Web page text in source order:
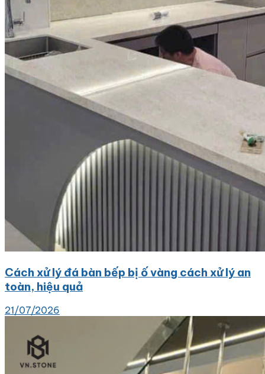
Cách xử lý đá bàn bếp bị ố vàng cách xử lý an
toàn, hiệu quả
21/07/2026